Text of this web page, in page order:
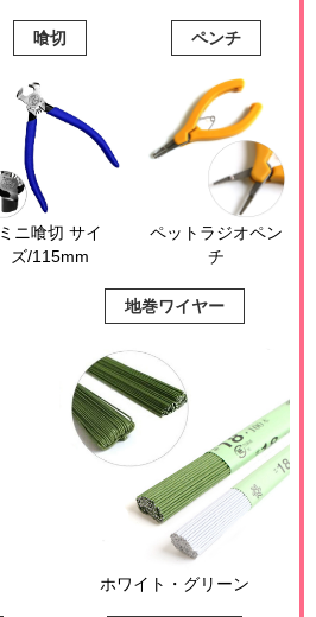
喰切
ミニ喰切 サイ
ズ/115mm
ペンチ
ペットラジオペン
チ
地巻ワイヤー
ホワイト・グリーン